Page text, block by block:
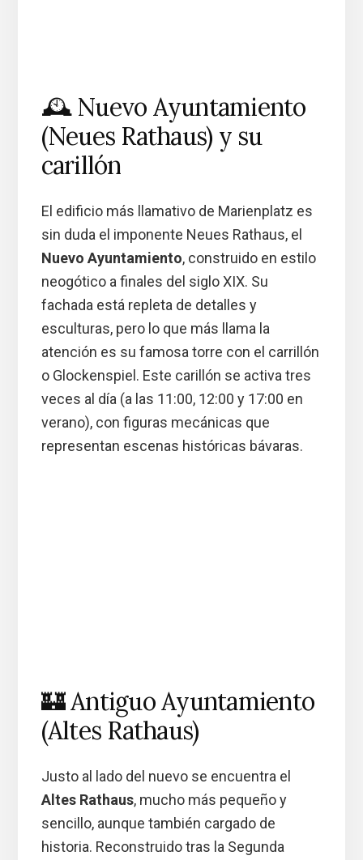
🕰️ Nuevo Ayuntamiento
(Neues Rathaus) y su
carillón
El edificio más llamativo de Marienplatz es
sin duda el imponente Neues Rathaus, el
Nuevo Ayuntamiento, construido en estilo
neogótico a finales del siglo XIX. Su
fachada está repleta de detalles y
esculturas, pero lo que más llama la
atención es su famosa torre con el carrillón
o Glockenspiel. Este carillón se activa tres
veces al día (a las 11:00, 12:00 y 17:00 en
verano), con figuras mecánicas que
representan escenas históricas bávaras.
🏰 Antiguo Ayuntamiento
(Altes Rathaus)
Justo al lado del nuevo se encuentra el
Altes Rathaus, mucho más pequeño y
sencillo, aunque también cargado de
historia. Reconstruido tras la Segunda